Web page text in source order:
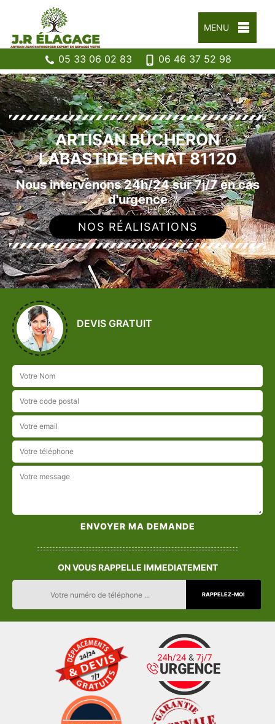
MENU
05 33 06 02 83 06 46 37 52 98
ARTISAN BÛCHERON
LABASTIDE DENAT 81120
Nous intervenons 24h/24 sur 7j/7 en cas
d'urgence
NOS RÉALISATIONS
DEVIS GRATUIT
ON VOUS RAPPELLE IMMEDIATEMENT